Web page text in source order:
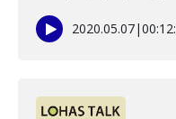
2020.05.07|